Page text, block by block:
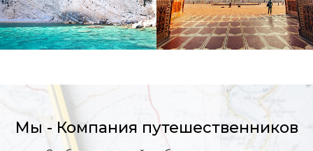
Мы - Компания путешественников